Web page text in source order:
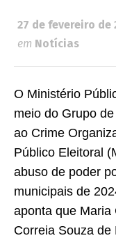
27 de fevereiro de
em Notícias
O Ministério
meio do Grupo
ao Crime
Público Eleitoral
abuso de poder
municipais de
aponta que Maria
Correia Souza de